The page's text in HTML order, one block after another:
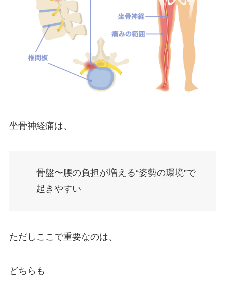
坐骨神経痛は、
骨盤〜腰の負担が増える“姿勢の環境”で
起きやすい
ただしここで重要なのは、
どちらも